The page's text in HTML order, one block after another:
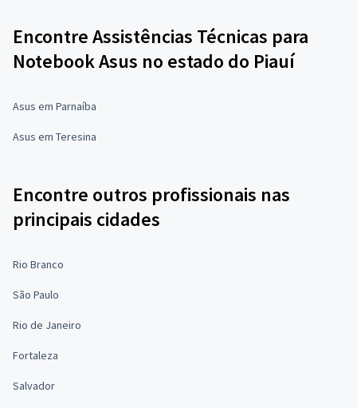
Encontre Assistências Técnicas para
Notebook Asus no estado do Piauí
Asus em Parnaíba
Asus em Teresina
Encontre outros profissionais nas
principais cidades
Rio Branco
São Paulo
Rio de Janeiro
Fortaleza
Salvador